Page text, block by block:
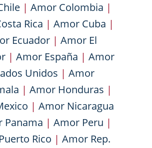
| Amor Colombia |
Rica | Amor Cuba |
Ecuador| Amor El
| Amor España | Amor
Unidos | Amor
| Amor Honduras |
| Amor Nicaragua
Panama | Amor Peru |
Rico | Amor Rep.